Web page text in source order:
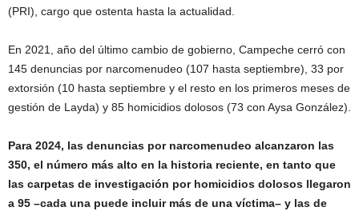
(PRI), cargo que ostenta hasta la actualidad.
En 2021, año del último cambio de gobierno, Campeche cerró con
145 denuncias por narcomenudeo (107 hasta septiembre), 33 por
extorsión (10 hasta septiembre y el resto en los primeros meses de
gestión de Layda) y 85 homicidios dolosos (73 con Aysa González).
Para 2024, las denuncias por narcomenudeo alcanzaron las
350, el número más alto en la historia reciente, en tanto que
las carpetas de investigación por homicidios dolosos llegaron
a 95 –cada una puede incluir más de una víctima– y las de